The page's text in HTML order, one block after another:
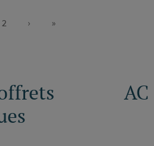
Page
2
Page
›
Dernière
»
AC